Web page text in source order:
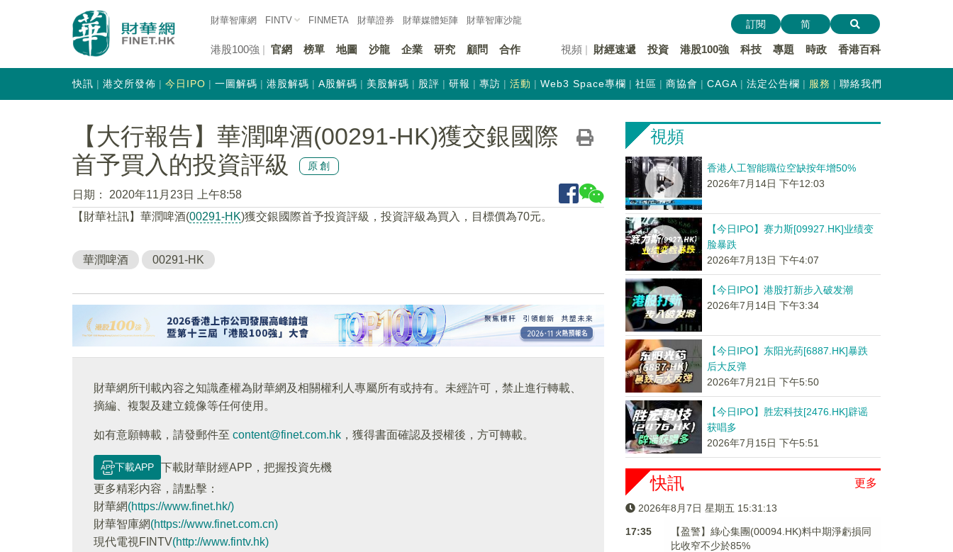
財華智庫網 FINTV FINMETA 財華證券 財華媒體矩陣 財華智庫沙龍
港股100強 官網 榜單 地圖 沙龍 企業 研究 顧問 合作 視頻 財經速遞 投資 港股100強 科技 專題 時政 香港百科
訂閱 简
快訊 港交所發佈 今日IPO 一圖解碼 港股解碼 A股解碼 美股解碼 股評 研報 專訪 活動 Web3 Space專欄 社區 商協會 CAGA 法定公告欄 服務 聯絡我們
【大行報告】華潤啤酒(00291-HK)獲交銀國際
首予買入的投資評級
原創
日期：
2020年11月23日 上午8:58
【財華社訊】華潤啤酒(00291-HK)獲交銀國際首予投資評級，投資評級為買入，目標價為70元。
華潤啤酒 00291-HK
財華網所刊載內容之知識產權為財華網及相關權利人專屬所有或持有。未經許可，禁止進行轉載、
摘編、複製及建立鏡像等任何使用。
如有意願轉載，請發郵件至 content@finet.com.hk ，獲得書面確認及授權後，方可轉載。
下載APP
下載財華財經APP，把握投資先機
更多精彩内容，請點擊：
財華網(https://www.finet.hk/)
財華智庫網(https://www.finet.com.cn)
現代電視FINTV(http://www.fintv.hk)
視頻
香港人工智能職位空缺按年增50%
2026年7月14日 下午12:03
【今日IPO】赛力斯[09927.HK]业绩变
脸暴跌
2026年7月13日 下午4:07
【今日IPO】港股打新步入破发潮
2026年7月14日 下午3:34
【今日IPO】东阳光药[6887.HK]暴跌
后大反弹
2026年7月21日 下午5:50
【今日IPO】胜宏科技[2476.HK]辟谣
获唱多
2026年7月15日 下午5:51
更多
快訊
2026年8月7日 星期五 15:31:13
17:35
【盈警】綠心集團(00094.HK)料中期淨虧損同
比收窄不少於85%